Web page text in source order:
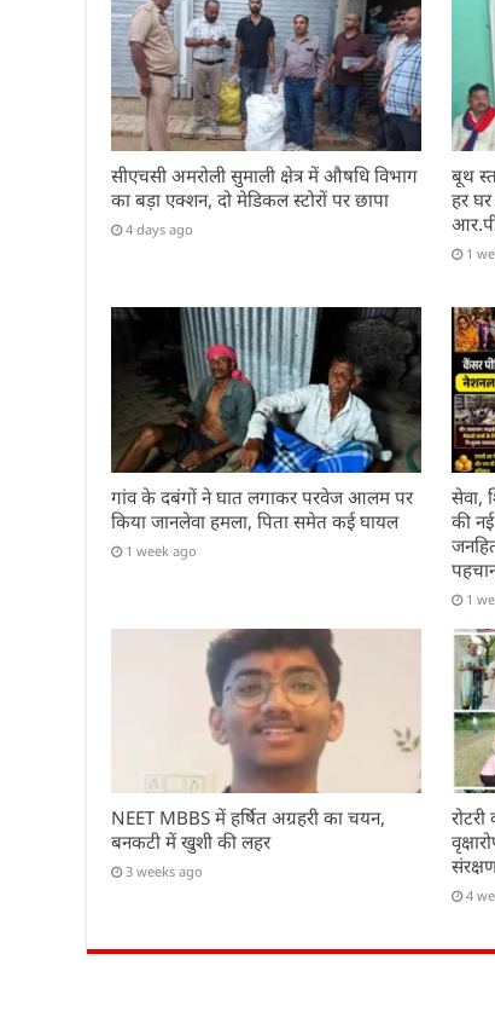
सीएचसी अमरोली सुमाली क्षेत्र में औषधि विभाग
का बड़ा एक्शन, दो मेडिकल स्टोरों पर छापा
4 days ago
बूथ
हर घर
1
गांव के दबंगों ने घात लगाकर परवेज आलम पर
किया जानलेवा हमला, पिता समेत कई घायल
1 week ago
सेवा,
की
1
NEET MBBS में हर्षित अग्रहरी का चयन,
बनकटी में खुशी की लहर
3 weeks ago
4